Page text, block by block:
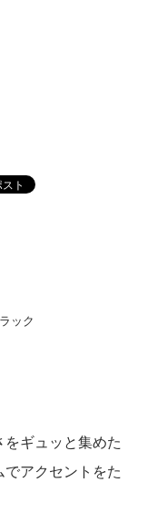
ック
ギュッと集めた
アクセントをた